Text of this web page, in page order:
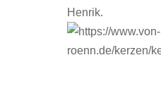
Henrik.